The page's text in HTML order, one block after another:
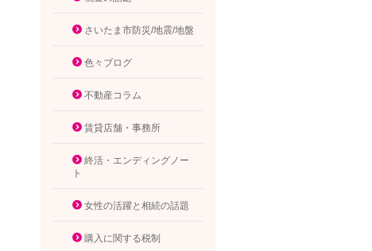
さいたま市防災/地震/地盤
色々ブログ
不動産コラム
賃貸店舗・事務所
終活・エンディングノー
ト
女性の活躍と相続の話題
購入に関する税制